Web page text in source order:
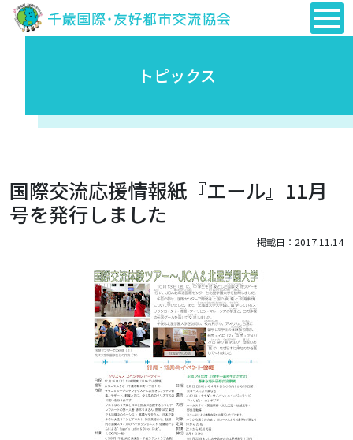
トピックス
国際交流応援情報紙『エール』11月
号を発行しました
掲載日：2017.11.14